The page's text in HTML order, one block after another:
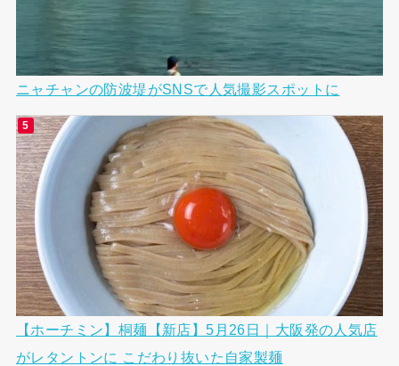
ニャチャンの防波堤がSNSで人気撮影スポットに
【ホーチミン】桐麺【新店】5月26日｜大阪発の人気店
がレタントンに こだわり抜いた自家製麺